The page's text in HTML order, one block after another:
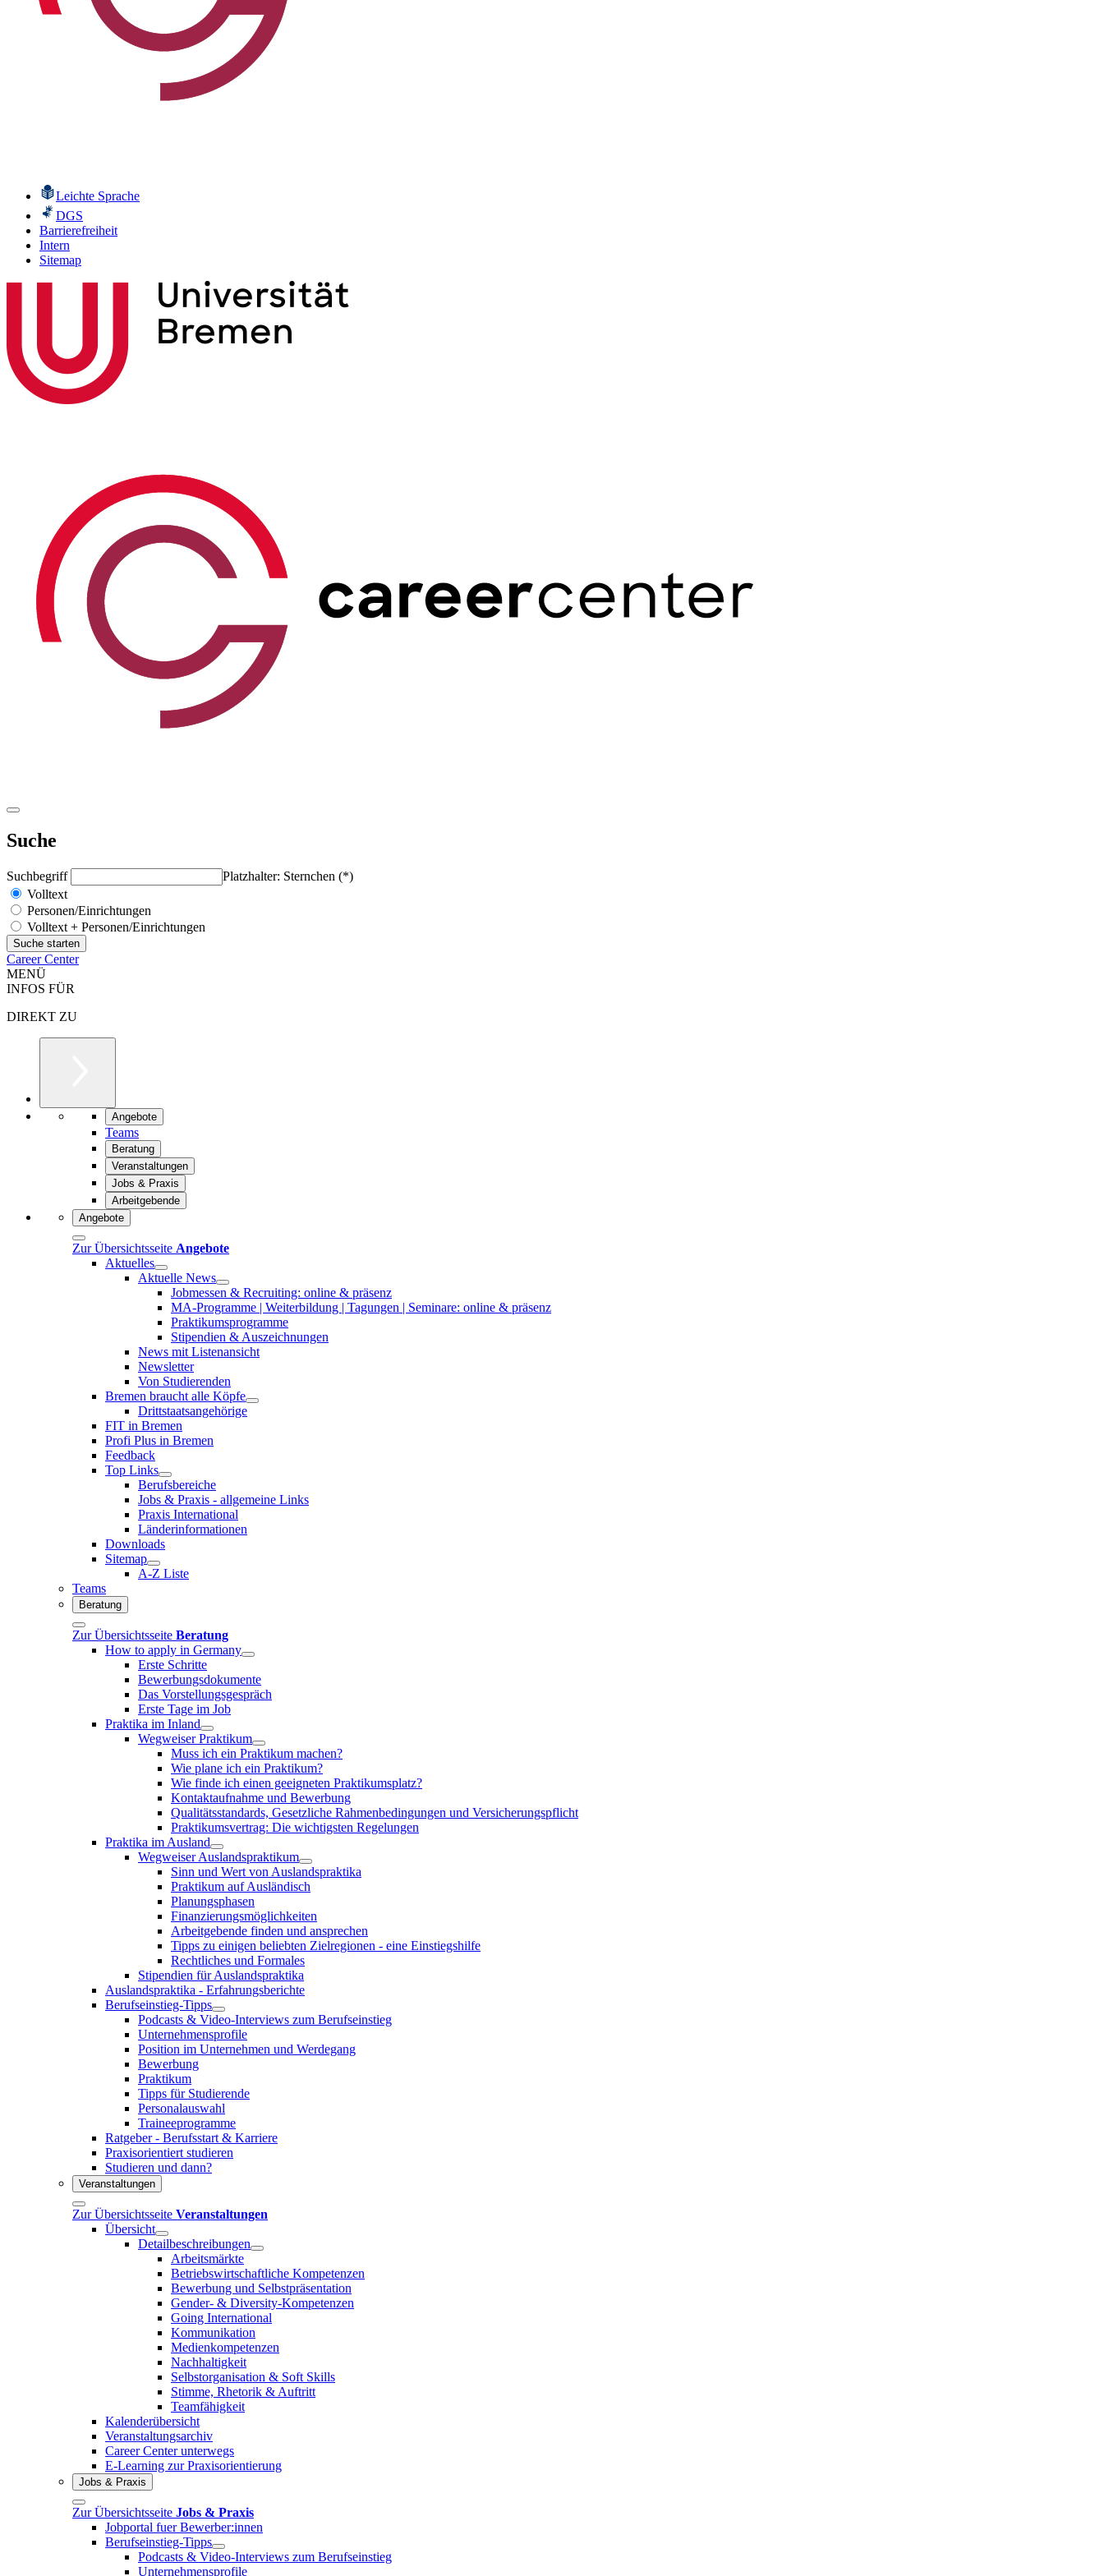
Leichte Sprache
DGS
Barrierefreiheit
Intern
Sitemap
Suche
Suchbegriff
Platzhalter: Sternchen (*)
Volltext
Personen/Einrichtungen
Volltext + Personen/Einrichtungen
Career Center
MENÜ
INFOS FÜR
DIREKT ZU
Angebote
Teams
Beratung
Veranstaltungen
Jobs & Praxis
Arbeitgebende
Angebote
Zur Übersichtsseite Angebote
Aktuelles
Aktuelle News
Jobmessen & Recruiting: online & präsenz
MA-Programme | Weiterbildung | Tagungen | Seminare: online & präsenz
Praktikumsprogramme
Stipendien & Auszeichnungen
News mit Listenansicht
Newsletter
Von Studierenden
Bremen braucht alle Köpfe
Drittstaatsangehörige
FIT in Bremen
Profi Plus in Bremen
Feedback
Top Links
Berufsbereiche
Jobs & Praxis - allgemeine Links
Praxis International
Länderinformationen
Downloads
Sitemap
A-Z Liste
Teams
Beratung
Zur Übersichtsseite Beratung
How to apply in Germany
Erste Schritte
Bewerbungsdokumente
Das Vorstellungsgespräch
Erste Tage im Job
Praktika im Inland
Wegweiser Praktikum
Muss ich ein Praktikum machen?
Wie plane ich ein Praktikum?
Wie finde ich einen geeigneten Praktikumsplatz?
Kontaktaufnahme und Bewerbung
Qualitätsstandards, Gesetzliche Rahmenbedingungen und Versicherungspflicht
Praktikumsvertrag: Die wichtigsten Regelungen
Praktika im Ausland
Wegweiser Auslandspraktikum
Sinn und Wert von Auslandspraktika
Praktikum auf Ausländisch
Planungsphasen
Finanzierungsmöglichkeiten
Arbeitgebende finden und ansprechen
Tipps zu einigen beliebten Zielregionen - eine Einstiegshilfe
Rechtliches und Formales
Stipendien für Auslandspraktika
Auslandspraktika - Erfahrungsberichte
Berufseinstieg-Tipps
Podcasts & Video-Interviews zum Berufseinstieg
Unternehmensprofile
Position im Unternehmen und Werdegang
Bewerbung
Praktikum
Tipps für Studierende
Personalauswahl
Traineeprogramme
Ratgeber - Berufsstart & Karriere
Praxisorientiert studieren
Studieren und dann?
Veranstaltungen
Zur Übersichtsseite Veranstaltungen
Übersicht
Detailbeschreibungen
Arbeitsmärkte
Betriebswirtschaftliche Kompetenzen
Bewerbung und Selbstpräsentation
Gender- & Diversity-Kompetenzen
Going International
Kommunikation
Medienkompetenzen
Nachhaltigkeit
Selbstorganisation & Soft Skills
Stimme, Rhetorik & Auftritt
Teamfähigkeit
Kalenderübersicht
Veranstaltungsarchiv
Career Center unterwegs
E-Learning zur Praxisorientierung
Jobs & Praxis
Zur Übersichtsseite Jobs & Praxis
Jobportal fuer Bewerber:innen
Berufseinstieg-Tipps
Podcasts & Video-Interviews zum Berufseinstieg
Unternehmensprofile